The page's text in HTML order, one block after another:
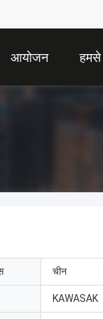
आयोजन हमसे
चीन
KAWASAK